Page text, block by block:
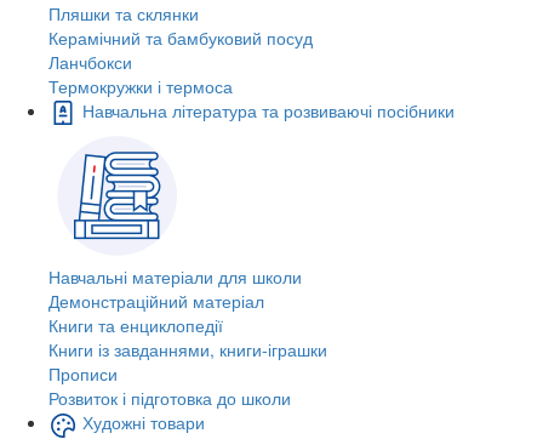
Пляшки та склянки
Керамічний та бамбуковий посуд
Ланчбокси
Термокружки і термоса
Навчальна література та розвиваючі посібники
Навчальні матеріали для школи
Демонстраційний матеріал
Книги та енциклопедії
Книги із завданнями, книги-іграшки
Прописи
Розвиток і підготовка до школи
Художні товари